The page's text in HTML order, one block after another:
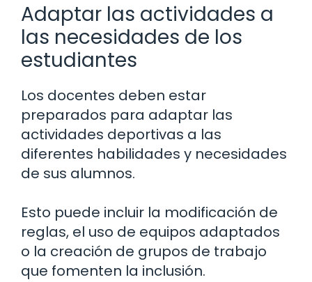
Adaptar las actividades a
las necesidades de los
estudiantes
Los docentes deben estar
preparados para adaptar las
actividades deportivas a las
diferentes habilidades y necesidades
de sus alumnos.
Esto puede incluir la modificación de
reglas, el uso de equipos adaptados
o la creación de grupos de trabajo
que fomenten la inclusión.